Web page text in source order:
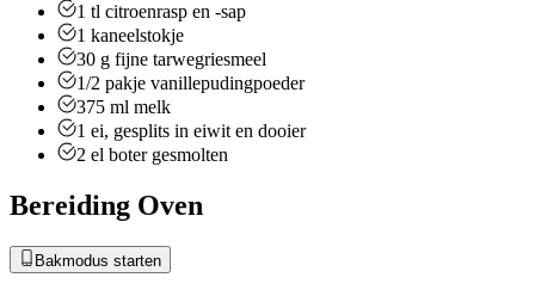
1 tl citroenrasp en -sap
1 kaneelstokje
30 g fijne tarwegriesmeel
1/2 pakje vanillepudingpoeder
375 ml melk
1 ei, gesplits in eiwit en dooier
2 el boter gesmolten
Bereiding Oven
Bakmodus starten